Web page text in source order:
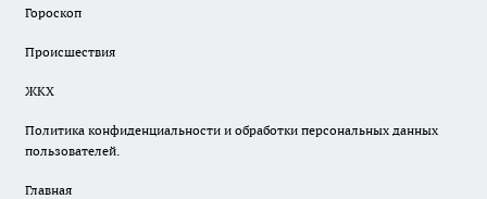
Гороскоп
Происшествия
ЖКХ
Политика конфиденциальности и обработки персональных данных
пользователей.
Главная